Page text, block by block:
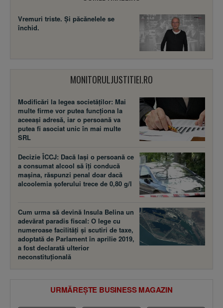
Vremuri triste. Şi păcănelele se
închid.
MONITORULJUSTITIEI.RO
Modificări la legea societăţilor: Mai
multe firme vor putea funcţiona la
aceeaşi adresă, iar o persoană va
putea fi asociat unic în mai multe
SRL
Decizie ÎCCJ: Dacă laşi o persoană ce
a consumat alcool să îţi conducă
maşina, răspunzi penal doar dacă
alcoolemia şoferului trece de 0,80 g/l
Cum urma să devină Insula Belina un
adevărat paradis fiscal: O lege cu
numeroase facilităţi şi scutiri de taxe,
adoptată de Parlament în aprilie 2019,
a fost declarată ulterior
neconstituţională
URMĂREȘTE BUSINESS MAGAZIN